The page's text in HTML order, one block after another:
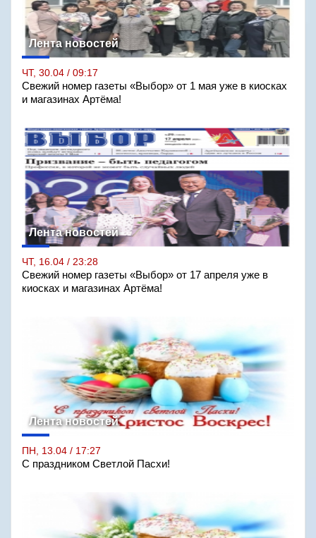
Лента новостей
ЧТ, 30.04 / 09:17
Свежий номер газеты «Выбор» от 1 мая уже в киосках
и магазинах Артёма!
Лента новостей
ЧТ, 16.04 / 23:28
Свежий номер газеты «Выбор» от 17 апреля уже в
киосках и магазинах Артёма!
Лента новостей
ПН, 13.04 / 17:27
С праздником Светлой Пасхи!